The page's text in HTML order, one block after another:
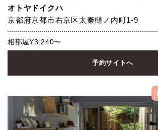
オトヤドイクハ
京都府京都市右京区太秦樋ノ内町1-9
相部屋¥3,240〜
予約サイトへ